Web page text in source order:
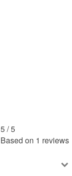
5 /5
Based on 1 reviews